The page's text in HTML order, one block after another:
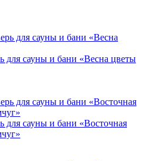
для сауны и бани «Весна цветы
для сауны и бани «Восточная